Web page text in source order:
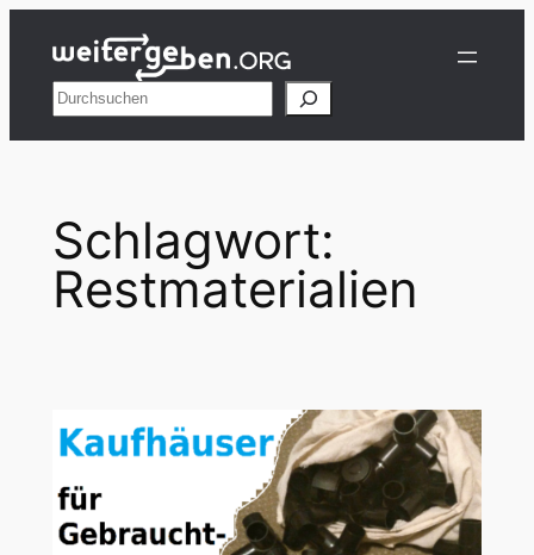
Inhalt
springenSuchen
Schlagwort:
Restmaterialien